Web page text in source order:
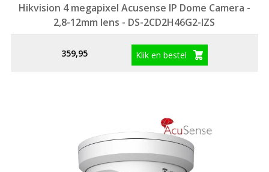
Hikvision 4 megapixel Acusense IP Dome Camera -
2,8-12mm lens - DS-2CD2H46G2-IZS
359,95 Klik en bestel